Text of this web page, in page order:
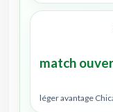
match
léger avantage